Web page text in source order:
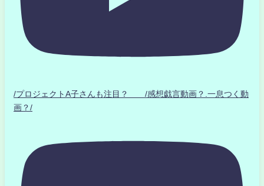
/プロジェクトA子さんも注目？ /感想戯言動画？.一息つく動
画？/